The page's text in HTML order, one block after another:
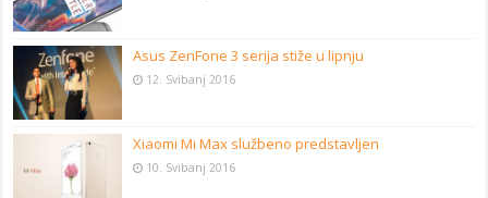
Asus ZenFone 3 serija stiže u lipnju
12. Svibanj 2016
Xiaomi Mi Max službeno predstavljen
10. Svibanj 2016